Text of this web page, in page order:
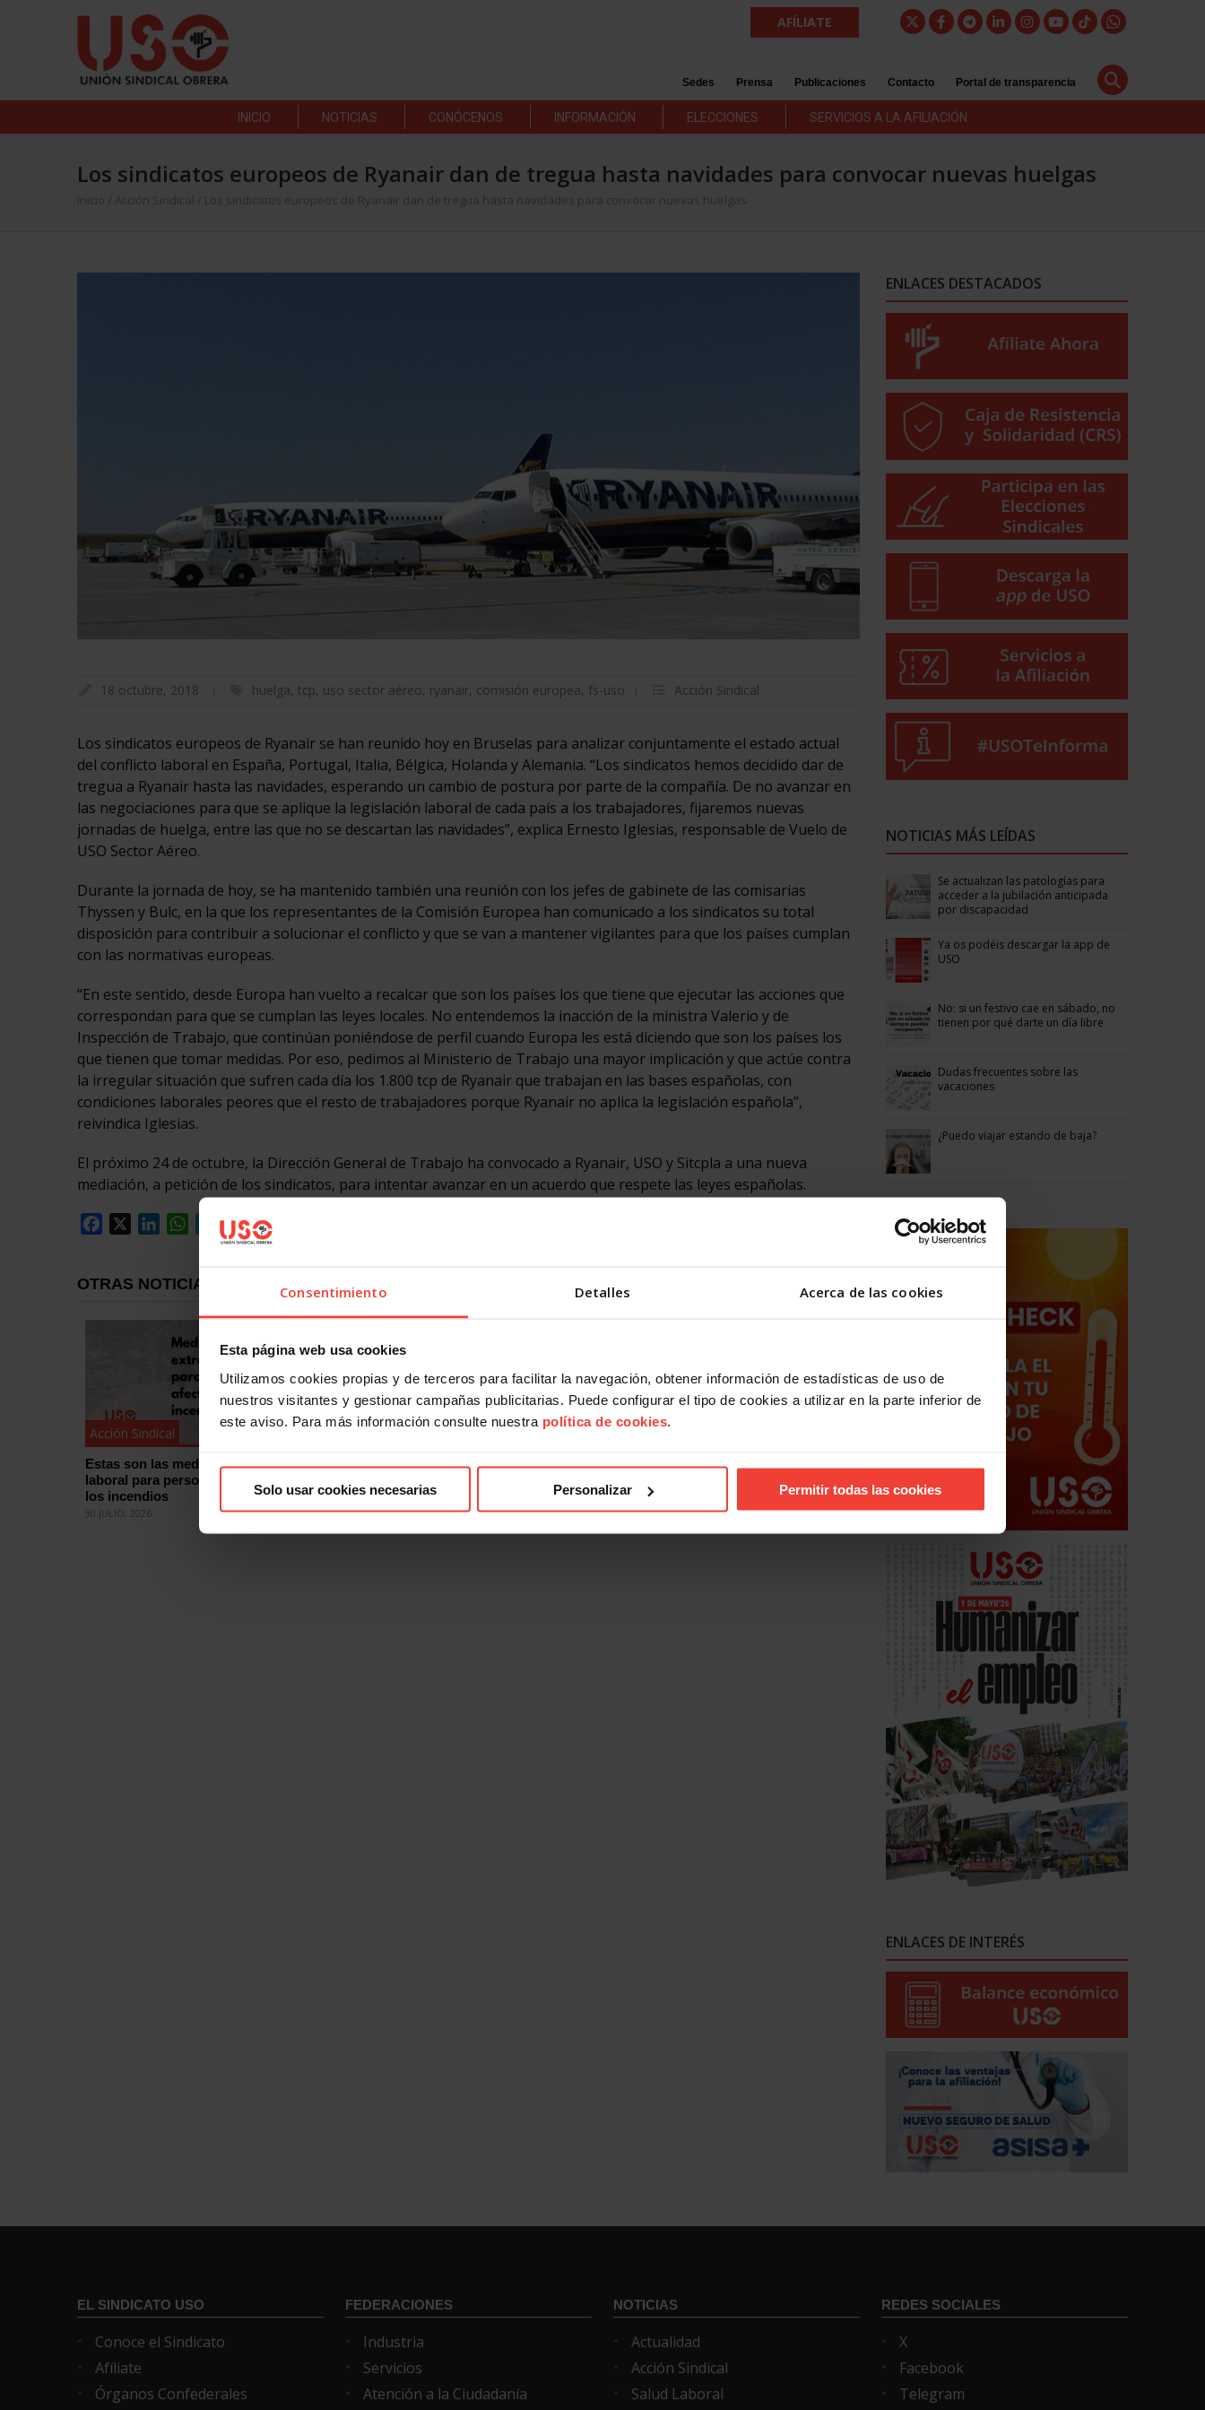
Consentimiento Detalles Acerca de las cookies
Esta página web usa cookies
Utilizamos cookies propias y de terceros para facilitar la navegación, obtener información de estadísticas de uso de
nuestros visitantes y gestionar campañas publicitarias. Puede configurar el tipo de cookies a utilizar en la parte inferior de
este aviso. Para más información consulte nuestra política de cookies.
Solo usar cookies necesarias Personalizar Permitir todas las cookies
AFÍLIATE
Sedes Prensa Publicaciones Contacto Portal de transparencia
INICIO NOTICIAS CONÓCENOS INFORMACIÓN ELECCIONES SERVICIOS A LA AFILIACIÓN
Los sindicatos europeos de Ryanair dan de tregua hasta navidades para convocar nuevas huelgas
Inicio Acción Sindical Los sindicatos europeos de Ryanair dan de tregua hasta navidades para convocar nuevas huelgas
18 octubre, 2018 huelga, tcp, uso sector aéreo, ryanair, comisión europea, fs-uso Acción Sindical
Los sindicatos europeos de Ryanair se han reunido hoy en Bruselas para analizar conjuntamente el estado actual
del conflicto laboral en España, Portugal, Italia, Bélgica, Holanda y Alemania. “Los sindicatos hemos decidido dar de
tregua a Ryanair hasta las navidades, esperando un cambio de postura por parte de la compañía. De no avanzar en
las negociaciones para que se aplique la legislación laboral de cada país a los trabajadores, fijaremos nuevas
jornadas de huelga, entre las que no se descartan las navidades”, explica Ernesto Iglesias, responsable de Vuelo de
USO Sector Aéreo.
Durante la jornada de hoy, se ha mantenido también una reunión con los jefes de gabinete de las comisarias
Thyssen y Bulc, en la que los representantes de la Comisión Europea han comunicado a los sindicatos su total
disposición para contribuir a solucionar el conflicto y que se van a mantener vigilantes para que los países cumplan
con las normativas europeas.
“En este sentido, desde Europa han vuelto a recalcar que son los países los que tiene que ejecutar las acciones que
correspondan para que se cumplan las leyes locales. No entendemos la inacción de la ministra Valerio y de
Inspección de Trabajo, que continúan poniéndose de perfil cuando Europa les está diciendo que son los países los
que tienen que tomar medidas. Por eso, pedimos al Ministerio de Trabajo una mayor implicación y que actúe contra
la irregular situación que sufren cada día los 1.800 tcp de Ryanair que trabajan en las bases españolas, con
condiciones laborales peores que el resto de trabajadores porque Ryanair no aplica la legislación española”,
reivindica Iglesias.
El próximo 24 de octubre, la Dirección General de Trabajo ha convocado a Ryanair, USO y Sitcpla a una nueva
mediación, a petición de los sindicatos, para intentar avanzar en un acuerdo que respete las leyes españolas.
Facebook
LinkedInWhatsApp
Telegram
Email
OTRAS NOTICIAS
Acción Sindical
Estas son las medidas de protección
laboral para personas afectadas por
los incendios
30 JULIO, 2026
¿Quieres presentarte con USO a las
cómo
29 JULIO, 2026
USOTeInforma sobre tus derechos
27 JULIO, 2026
ENLACES DESTACADOS
NOTICIAS MÁS LEÍDAS
Se actualizan las patologías para
acceder a la jubilación anticipada
por discapacidad
Ya os podéis descargar la app de
USO
No: si un festivo cae en sábado, no
tienen por qué darte un día libre
Dudas frecuentes sobre las
vacaciones
¿Puedo viajar estando de baja?
ENLACES DE INTERÉS
EL SINDICATO USO
Conoce el Sindicato
Afíliate
Órganos Confederales
FEDERACIONES
Industria
Servicios
Atención a la Ciudadanía
NOTICIAS
Actualidad
Acción Sindical
Salud Laboral
REDES SOCIALES
X
Facebook
Telegram